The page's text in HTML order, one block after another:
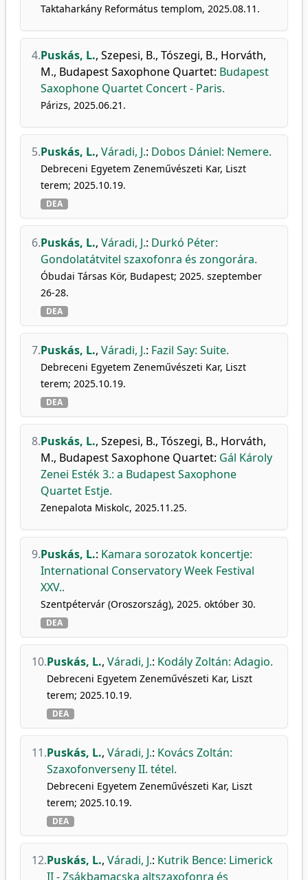
Taktaharkány Református templom, 2025.08.11.
4.Puskás, L., Szepesi, B., Tószegi, B., Horváth,
M., Budapest Saxophone Quartet: Budapest
Saxophone Quartet Concert - Paris.
Párizs, 2025.06.21.
5.Puskás, L., Váradi, J.: Dobos Dániel: Nemere.
Debreceni Egyetem Zeneművészeti Kar, Liszt
terem; 2025.10.19.
DEA
6.Puskás, L., Váradi, J.: Durkó Péter:
Gondolatátvitel szaxofonra és zongorára.
Óbudai Társas Kör, Budapest; 2025. szeptember
26-28.
DEA
7.Puskás, L., Váradi, J.: Fazil Say: Suite.
Debreceni Egyetem Zeneművészeti Kar, Liszt
terem; 2025.10.19.
DEA
8.Puskás, L., Szepesi, B., Tószegi, B., Horváth,
M., Budapest Saxophone Quartet: Gál Károly
Zenei Esték 3.: a Budapest Saxophone
Quartet Estje.
Zenepalota Miskolc, 2025.11.25.
9.Puskás, L.: Kamara sorozatok koncertje:
International Conservatory Week Festival
XXV..
Szentpétervár (Oroszország), 2025. október 30.
DEA
10.Puskás, L., Váradi, J.: Kodály Zoltán: Adagio.
Debreceni Egyetem Zeneművészeti Kar, Liszt
terem; 2025.10.19.
DEA
11.Puskás, L., Váradi, J.: Kovács Zoltán:
Szaxofonverseny II. tétel.
Debreceni Egyetem Zeneművészeti Kar, Liszt
terem; 2025.10.19.
DEA
12.Puskás, L., Váradi, J.: Kutrik Bence: Limerick
II - Zsákbamacska altszaxofonra és